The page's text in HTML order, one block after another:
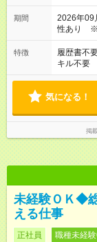
期間
2026年09
性あり
特徴 履歴書不
キル不要
気になる！
掲
未経験ＯＫ◆
える仕事
正社員 職種未経